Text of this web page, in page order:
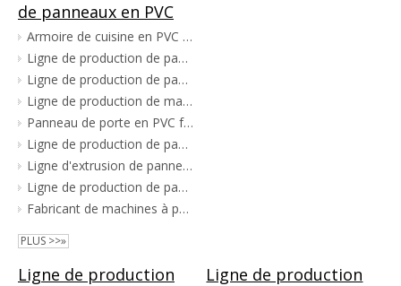
de panneaux en PVC
Armoire de cuisine en PVC faisant la machine
Ligne de production de panneaux de rebord de fenêtre en PVC
Ligne de production de panneaux d'armoires en PVC
Ligne de production de machines d'extrusion d'armoires en PVC
Panneau de porte en PVC faisant la machine
Ligne de production de panneaux PVC pour bétail creux
Ligne d'extrusion de panneaux de rebord de fenêtre en PVC
Ligne de production de panneaux de mousse PVC
Fabricant de machines à panneaux de mousse en PVC
PLUS >>»
Ligne de production
Ligne de production